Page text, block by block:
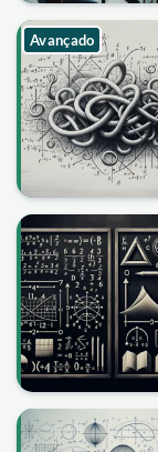
Avançado